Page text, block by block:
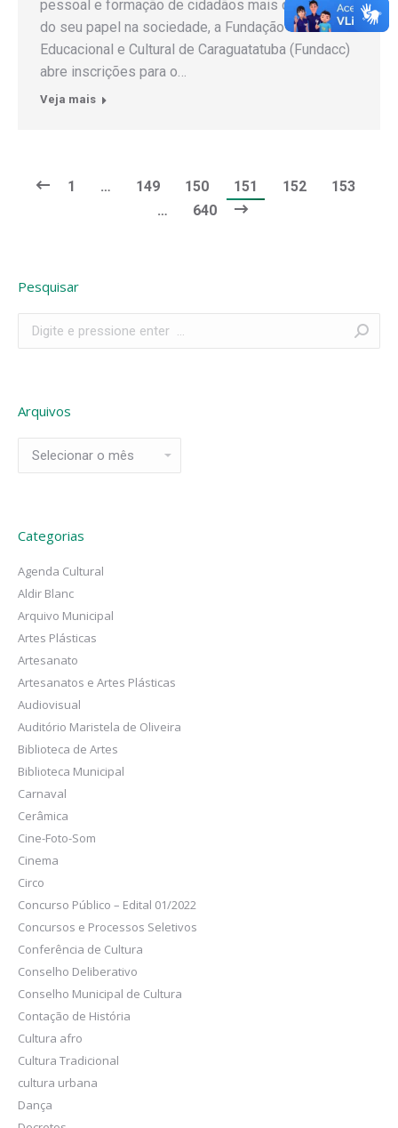
pessoal e formação de cidadãos mais conscientes
do seu papel na sociedade, a Fundação
Educacional e Cultural de Caraguatatuba (Fundacc)
abre inscrições para o…
Veja mais
1 … 149 150 151 152
153
…
640
Pesquisar
Arquivos
Categorias
Agenda Cultural
Aldir Blanc
Arquivo Municipal
Artes Plásticas
Artesanato
Artesanatos e Artes Plásticas
Audiovisual
Auditório Maristela de Oliveira
Biblioteca de Artes
Biblioteca Municipal
Carnaval
Cerâmica
Cine-Foto-Som
Cinema
Circo
Concurso Público – Edital 01/2022
Concursos e Processos Seletivos
Conferência de Cultura
Conselho Deliberativo
Conselho Municipal de Cultura
Contação de História
Cultura afro
Cultura Tradicional
cultura urbana
Dança